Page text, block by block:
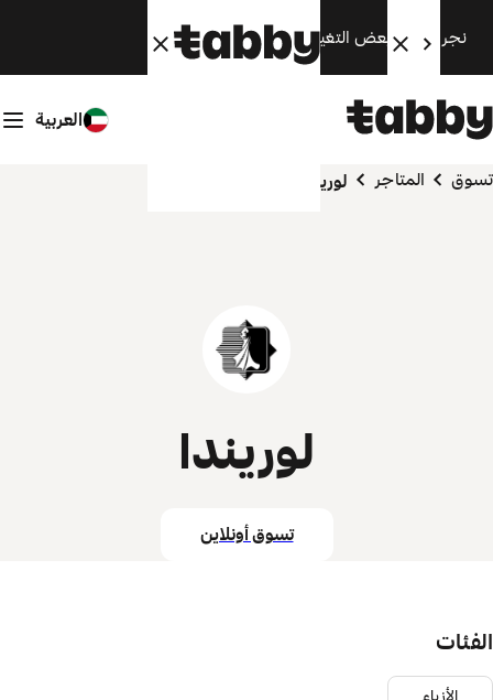
نجري الآن بعض التغييرات. سنعود قريبًا.
العربية
تسوق المتاجر لوريندا
لوريندا
تسوق أونلاين
الفئات
الأزياء